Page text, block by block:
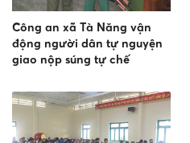
Công an xã Tà Năng vận
động người dân tự nguyện
giao nộp súng tự chế